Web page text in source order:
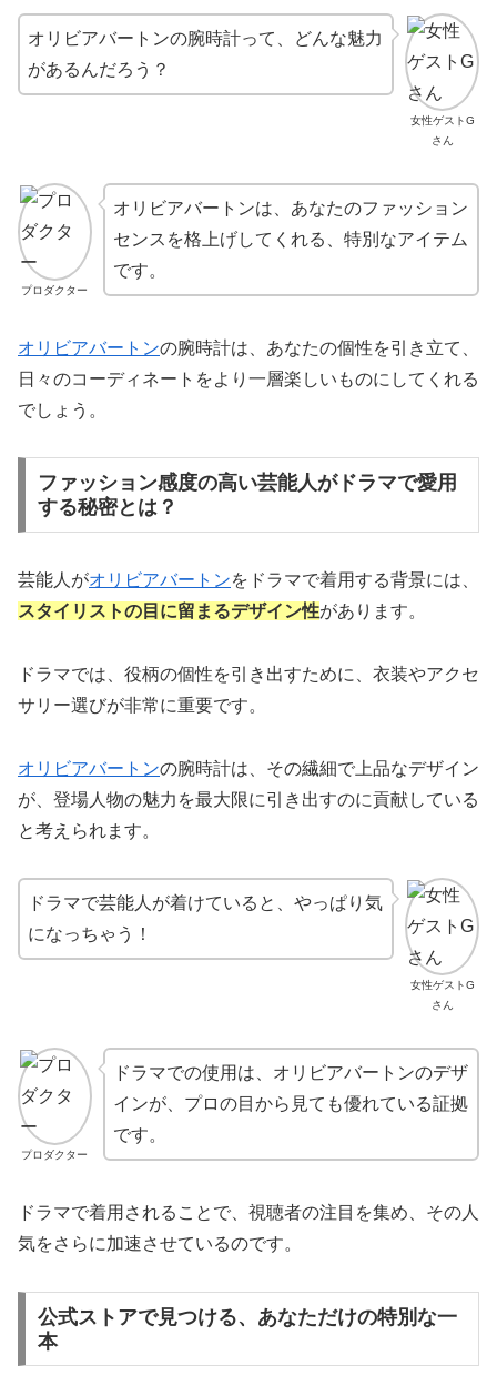
女性ゲストG
さん
オリビアバートンの腕時計って、どんな魅力
があるんだろう？
プロダクター
オリビアバートンは、あなたのファッション
センスを格上げしてくれる、特別なアイテム
です。
オリビアバートンの腕時計は、あなたの個性を引き立て、
日々のコーディネートをより一層楽しいものにしてくれる
でしょう。
ファッション感度の高い芸能人がドラマで愛用
する秘密とは？
芸能人がオリビアバートンをドラマで着用する背景には、
スタイリストの目に留まるデザイン性があります。
ドラマでは、役柄の個性を引き出すために、衣装やアクセ
サリー選びが非常に重要です。
オリビアバートンの腕時計は、その繊細で上品なデザイン
が、登場人物の魅力を最大限に引き出すのに貢献している
と考えられます。
女性ゲストG
さん
ドラマで芸能人が着けていると、やっぱり気
になっちゃう！
プロダクター
ドラマでの使用は、オリビアバートンのデザ
インが、プロの目から見ても優れている証拠
です。
ドラマで着用されることで、視聴者の注目を集め、その人
気をさらに加速させているのです。
公式ストアで見つける、あなただけの特別な一
本